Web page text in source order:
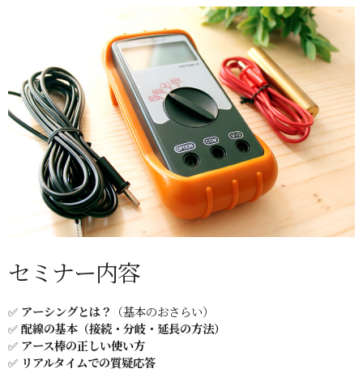
セミナー内容
✅ アーシングとは？ （基本のおさらい）
✅配線の基本（接続・分岐・延長の方法）
✅ アース棒の正しい使い方
✅ リアルタイムでの質疑応答